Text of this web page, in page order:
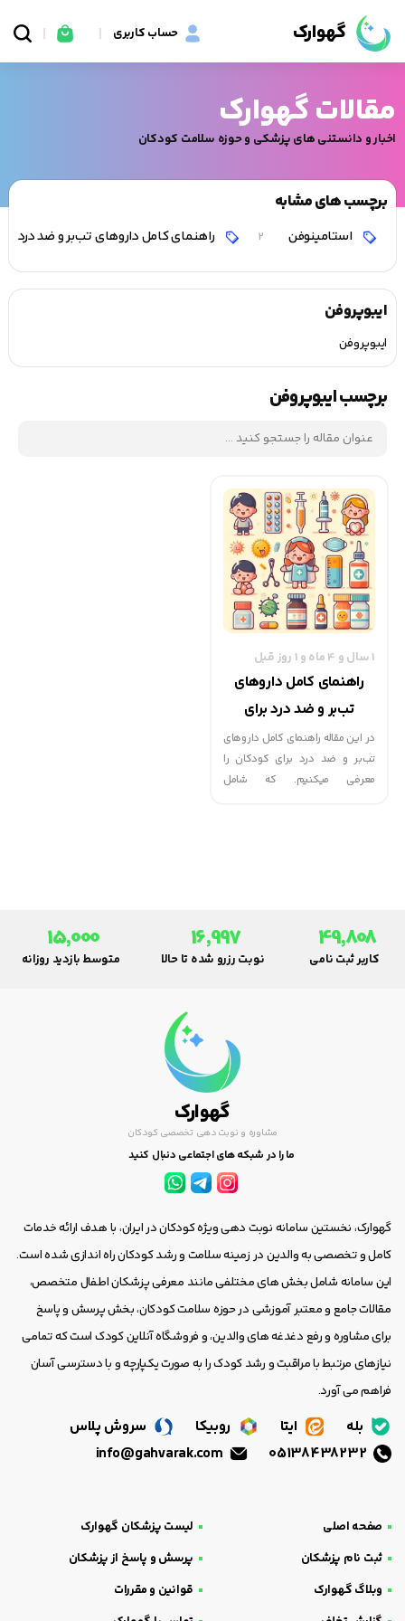
گهوارک حساب کاربری
مقالات گهوارک
اخبار و دانستنی های پزشکی و حوزه سلامت کودکان
برچسب های مشابه
استامینوفن 2 راهنمای کامل داروهای تب‌بر و ضد درد
ایبوپروفن
ایبوپروفن
برچسب ایبوپروفن
1 سال و 4 ماه و 1 روز قبل
راهنمای کامل داروهای
تب‌بر و ضد درد برای
کودکان
در این مقاله راهنمای کامل داروهای
تب‌بر و ضد درد برای کودکان را
معرفی میکنیم. که شامل
49,808
کاربر ثبت نامی
16,997
نوبت رزرو شده تا حالا
15,000
متوسط بازدید روزانه
گهوارک
مشاوره و نوبت دهی تخصصی کودکان
ما را در شبکه های اجتماعی دنبال کنید
گهوارک، نخستین سامانه نوبت دهی ویژه کودکان در ایران، با هدف ارائه خدمات
کامل و تخصصی به والدین در زمینه سلامت و رشد کودکان راه اندازی شده است.
این سامانه شامل بخش های مختلفی مانند معرفی پزشکان اطفال متخصص،
مقالات جامع و معتبر آموزشی در حوزه سلامت کودکان، بخش پرسش و پاسخ
برای مشاوره و رفع دغدغه های والدین، و فروشگاه آنلاین کودک است که تمامی
نیازهای مرتبط با مراقبت و رشد کودک را به صورت یکپارچه و با دسترسی آسان
فراهم می آورد.
بله ایتا روبیکا
سروش پلاس
صفحه اصلی
لیست پزشکان گهوارک
ثبت نام پزشکان
پرسش و پاسخ از پزشکان
وبلاگ گهوارک
قوانین و مقررات